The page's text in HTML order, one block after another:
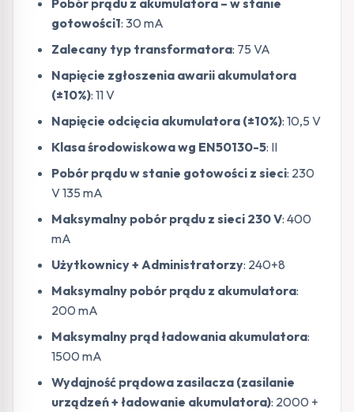
gotowości1: 30 mA
Zalecany typ transformatora: 75 VA
Napięcie zgłoszenia awarii akumulatora
(±10%): 11 V
Napięcie odcięcia akumulatora (±10%): 10,5 V
Klasa środowiskowa wg EN50130-5: II
Pobór prądu w stanie gotowości z sieci: 230
V 135 mA
Maksymalny pobór prądu z sieci 230 V: 400
mA
Użytkownicy + Administratorzy: 240+8
Maksymalny pobór prądu z akumulatora:
200 mA
Maksymalny prąd ładowania akumulatora:
1500 mA
Wydajność prądowa zasilacza (zasilanie
urządzeń + ładowanie akumulatora): 2000 +